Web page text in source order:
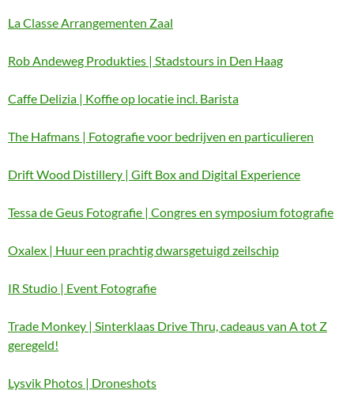
La Classe Arrangementen Zaal
Rob Andeweg Produkties | Stadstours in Den Haag
Caffe Delizia | Koffie op locatie incl. Barista
The Hafmans | Fotografie voor bedrijven en particulieren
Drift Wood Distillery | Gift Box and Digital Experience
Tessa de Geus Fotografie | Congres en symposium fotografie
Oxalex | Huur een prachtig dwarsgetuigd zeilschip
IR Studio | Event Fotografie
Trade Monkey | Sinterklaas Drive Thru, cadeaus van A tot Z
geregeld!
Lysvik Photos | Droneshots